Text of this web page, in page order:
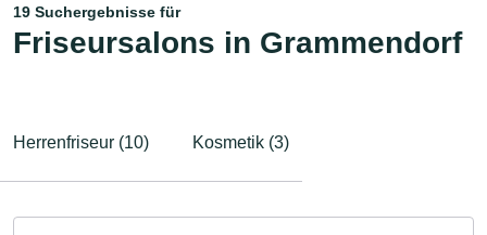
19 Suchergebnisse für
Friseursalons in Grammendorf
Herrenfriseur (10) Kosmetik (3)